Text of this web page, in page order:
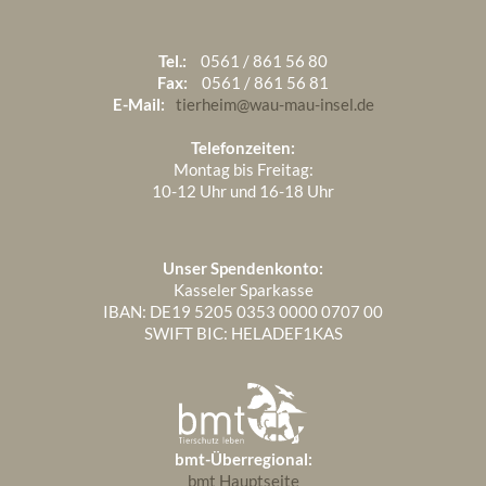
Tel.:
0561 / 861 56 80
Fax:
0561 / 861 56 81
E-Mail:
tierheim@wau-mau-insel.de
Telefonzeiten:
Montag bis Freitag:
10-12 Uhr und 16-18 Uhr
Unser Spendenkonto:
Kasseler Sparkasse
IBAN: DE19 5205 0353 0000 0707 00
SWIFT BIC: HELADEF1KAS
bmt-Überregional:
bmt Hauptseite